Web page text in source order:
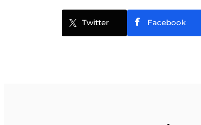
Twitter Facebook